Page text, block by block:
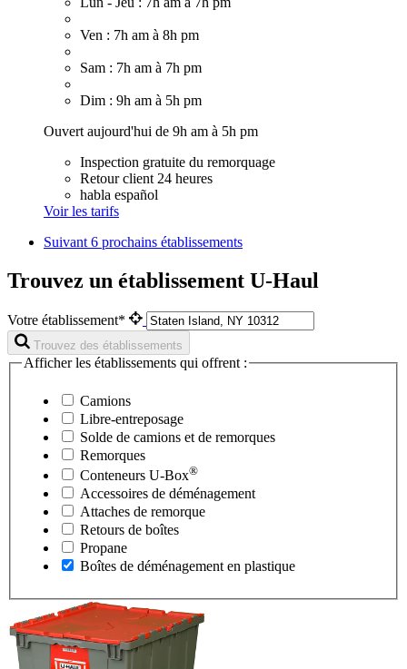
Ven : 7h am à 8h pm
Sam : 7h am à 7h pm
Dim : 9h am à 5h pm
Ouvert aujourd'hui de 9h am à 5h pm
Inspection gratuite du remorquage
Retour client 24 heures
habla español
Voir les tarifs
Suivant6 prochains établissements
Trouvez un établissement U-Haul
Votre établissement*
Trouvez des établissements
Afficher les établissements qui offrent :
Camions
Libre-entreposage
Solde de camions et de remorques
Remorques
Conteneurs U-Box®
Accessoires de déménagement
Attaches de remorque
Retours de boîtes
Propane
Boîtes de déménagement en plastique